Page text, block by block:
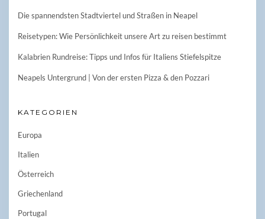
Die spannendsten Stadtviertel und Straßen in Neapel
Reisetypen: Wie Persönlichkeit unsere Art zu reisen bestimmt
Kalabrien Rundreise: Tipps und Infos für Italiens Stiefelspitze
Neapels Untergrund | Von der ersten Pizza & den Pozzari
KATEGORIEN
Europa
Italien
Österreich
Griechenland
Portugal